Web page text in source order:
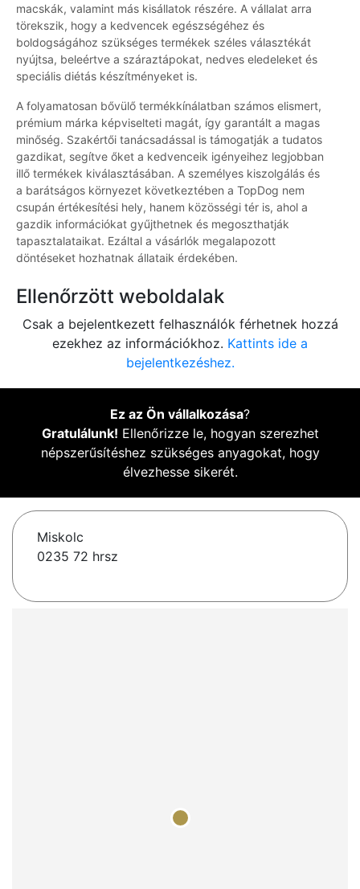
macskák, valamint más kisállatok részére. A vállalat arra
törekszik, hogy a kedvencek egészségéhez és
boldogságához szükséges termékek széles választékát
nyújtsa, beleértve a száraztápokat, nedves eledeleket és
speciális diétás készítményeket is.
A folyamatosan bővülő termékkínálatban számos elismert,
prémium márka képviselteti magát, így garantált a magas
minőség. Szakértői tanácsadással is támogatják a tudatos
gazdikat, segítve őket a kedvenceik igényeihez legjobban
illő termékek kiválasztásában. A személyes kiszolgálás és
a barátságos környezet következtében a TopDog nem
csupán értékesítési hely, hanem közösségi tér is, ahol a
gazdik információkat gyűjthetnek és megoszthatják
tapasztalataikat. Ezáltal a vásárlók megalapozott
döntéseket hozhatnak állataik érdekében.
Ellenőrzött weboldalak
Csak a bejelentkezett felhasználók férhetnek hozzá
ezekhez az információkhoz. Kattints ide a
bejelentkezéshez.
Ez az Ön vállalkozása?
Gratulálunk! Ellenőrizze le, hogyan szerezhet
népszerűsítéshez szükséges anyagokat, hogy
élvezhesse sikerét.
Miskolc
0235 72 hrsz